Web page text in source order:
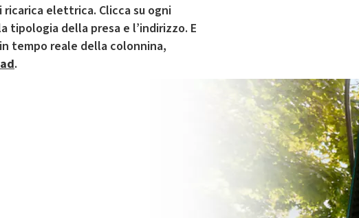
elettrica. Clicca su ogni
tipologia della presa e l’indirizzo. E
tempo reale della colonnina,
.
Il servizio di mobilità elettrica è gestito da Plenitude On The Road